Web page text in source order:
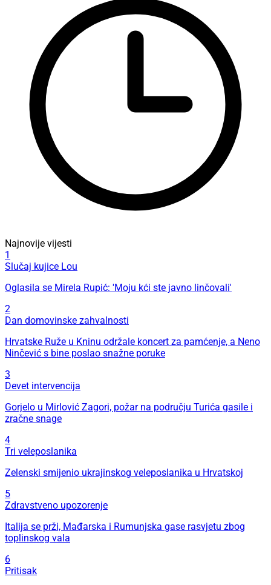
Najnovije vijesti
1
Slučaj kujice Lou
Oglasila se Mirela Rupić: 'Moju kći ste javno linčovali'
2
Dan domovinske zahvalnosti
Hrvatske Ruže u Kninu održale koncert za pamćenje, a Neno
Ninčević s bine poslao snažne poruke
3
Devet intervencija
Gorjelo u Mirlović Zagori, požar na području Turića gasile i
zračne snage
4
Tri veleposlanika
Zelenski smijenio ukrajinskog veleposlanika u Hrvatskoj
5
Zdravstveno upozorenje
Italija se prži, Mađarska i Rumunjska gase rasvjetu zbog
toplinskog vala
6
Pritisak